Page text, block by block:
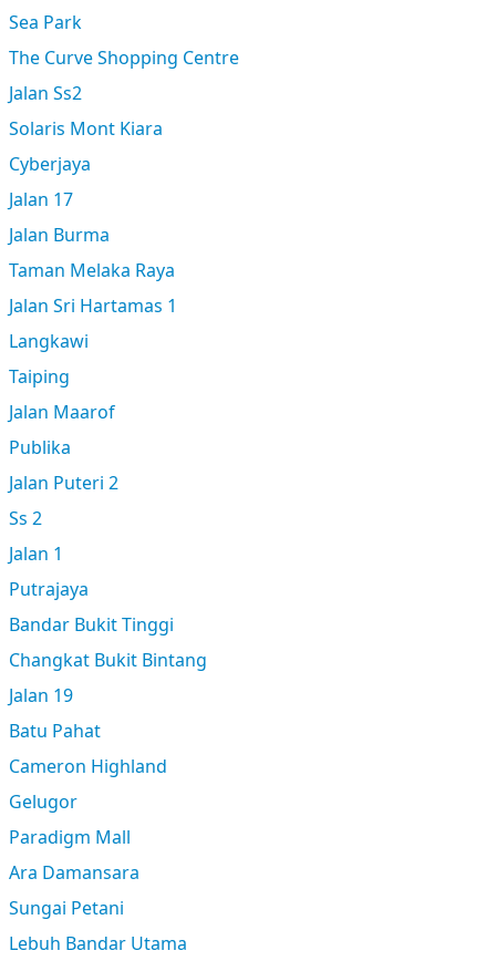
Sea Park
The Curve Shopping Centre
Jalan Ss2
Solaris Mont Kiara
Cyberjaya
Jalan 17
Jalan Burma
Taman Melaka Raya
Jalan Sri Hartamas 1
Langkawi
Taiping
Jalan Maarof
Publika
Jalan Puteri 2
Ss 2
Jalan 1
Putrajaya
Bandar Bukit Tinggi
Changkat Bukit Bintang
Jalan 19
Batu Pahat
Cameron Highland
Gelugor
Paradigm Mall
Ara Damansara
Sungai Petani
Lebuh Bandar Utama